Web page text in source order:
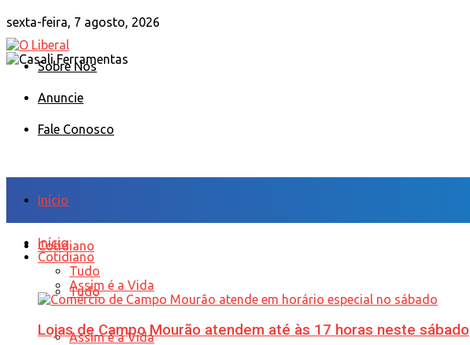
sexta-feira, 7 agosto, 2026
Sobre Nós
Anuncie
Fale Conosco
Início
Cotidiano
Tudo
Assim é a Vida
Início
Cotidiano
Tudo
Assim é a Vida
Lojas de Campo Mourão atendem até às 17 horas neste sábado